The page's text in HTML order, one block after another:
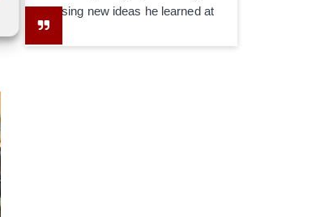
expressing new ideas he learned at
school.